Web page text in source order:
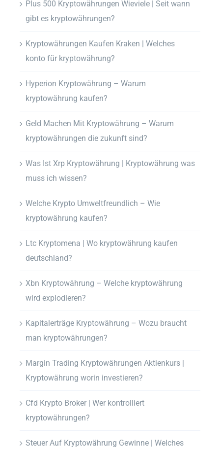
Plus 500 Kryptowährungen Wieviele | Seit wann
gibt es kryptowährungen?
Kryptowährungen Kaufen Kraken | Welches
konto für kryptowährung?
Hyperion Kryptowährung – Warum
kryptowährung kaufen?
Geld Machen Mit Kryptowährung – Warum
kryptowährungen die zukunft sind?
Was Ist Xrp Kryptowährung | Kryptowährung was
muss ich wissen?
Welche Krypto Umweltfreundlich – Wie
kryptowährung kaufen?
Ltc Kryptomena | Wo kryptowährung kaufen
deutschland?
Xbn Kryptowährung – Welche kryptowährung
wird explodieren?
Kapitalerträge Kryptowährung – Wozu braucht
man kryptowährungen?
Margin Trading Kryptowährungen Aktienkurs |
Kryptowährung worin investieren?
Cfd Krypto Broker | Wer kontrolliert
kryptowährungen?
Steuer Auf Kryptowährung Gewinne | Welches